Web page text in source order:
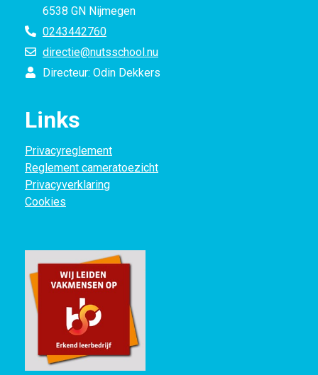
6538 GN Nijmegen
0243442760
directie@nutsschool.nu
Directeur: Odin Dekkers
Links
Privacyreglement
Reglement cameratoezicht
Privacyverklaring
Cookies